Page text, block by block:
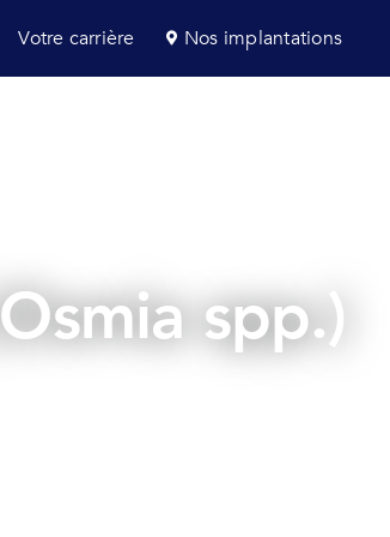
Votre carrière Nos implantations
spp.)